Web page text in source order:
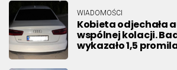
WIADOMOŚCI
Kobieta odjechała
wspólnej kolacji.
wykazało 1,5